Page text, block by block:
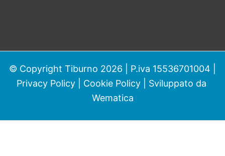
© Copyright Tiburno 2026 | P.iva 15536701004 |
Privacy Policy| Cookie Policy| Sviluppato da
Wematica